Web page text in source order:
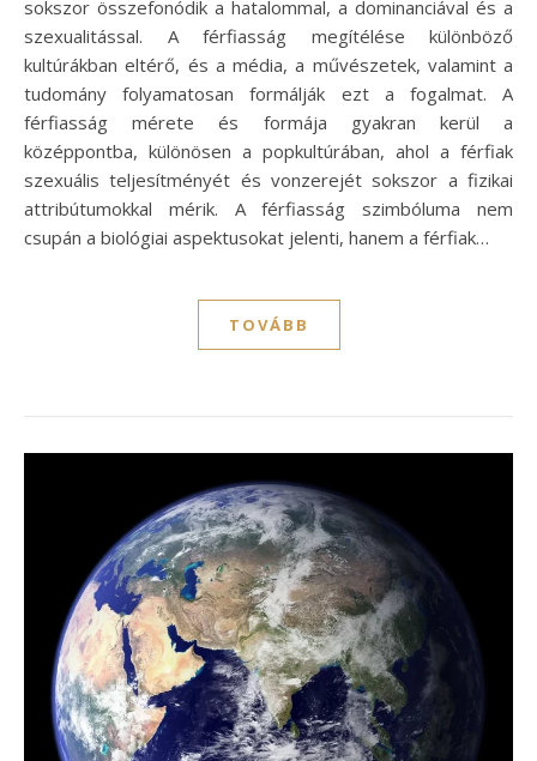
sokszor összefonódik a hatalommal, a dominanciával és a
szexualitással. A férfiasság megítélése különböző
kultúrákban eltérő, és a média, a művészetek, valamint a
tudomány folyamatosan formálják ezt a fogalmat. A
férfiasság mérete és formája gyakran kerül a
középpontba, különösen a popkultúrában, ahol a férfiak
szexuális teljesítményét és vonzerejét sokszor a fizikai
attribútumokkal mérik. A férfiasság szimbóluma nem
csupán a biológiai aspektusokat jelenti, hanem a férfiak…
TOVÁBB